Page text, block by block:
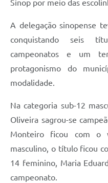
Sinop por meio das
A delegação sinopense
conquistando seis
campeonatos e um
protagonismo do
modalidade.
Na categoria sub-12
Oliveira sagrou-se
Monteiro ficou com o
masculino, o título ficou
14 feminino, Maria
campeonato.